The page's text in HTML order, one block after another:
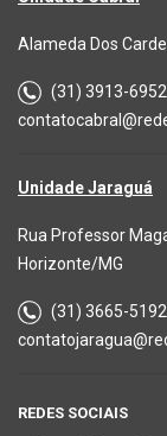
Alameda Dos
(31) 3913-6952
Unidade Jaraguá
Rua Professor
Horizonte/MG
(31) 3665-5192
REDES SOCIAIS